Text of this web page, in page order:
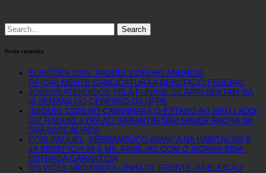
Search
for:
Posts recentes
ELEIÇÕES 2026: MIGUEL COELHO ANUNCIA
OFICIALMENTE CANDIDATURA A DEPUTADO FEDERAL
JOVENS ATENDIDOS PELA FUNASE SE APRESENTAM NA
III SEMANA DO CÉREBRO DA UFPE
“MIGUEL COELHO CAMINHARÁ O ESTADO AO MEU LADO”,
DIZ RAQUEL LYRA AO GARANTIR NÃO HAVER RACHA NA
SUA BASE ALIADA
COM RAQUEL, PERNAMBUCO AVANÇA NA HABITAÇÃO E
JÁ BENEFICIA 26,5 MIL FAMÍLIAS COM O MORAR BEM-
ENTRADA GARANTIDA
OS VICES VÃO PARA A LINHA DE FRENTE DA ELEIÇÃO